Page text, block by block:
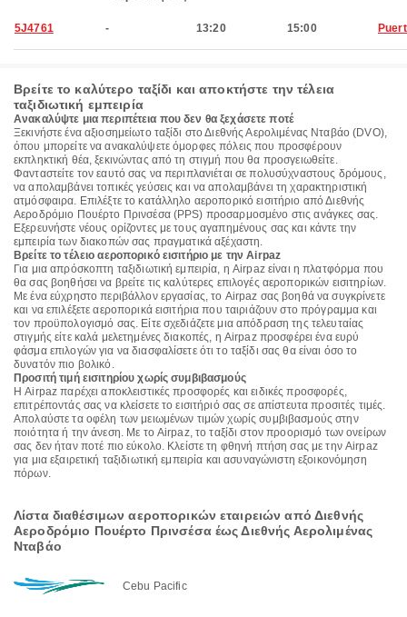
5J4761 - 13:20 15:00
Βρείτε το καλύτερο ταξίδι και αποκτήστε την τέλεια
ταξιδιωτική εμπειρία
Ανακαλύψτε μια περιπέτεια που δεν θα ξεχάσετε ποτέ
Ξεκινήστε ένα αξιοσημείωτο ταξίδι στο Διεθνής Αερολιμένας Νταβάο (DVO),
όπου μπορείτε να ανακαλύψετε όμορφες πόλεις που προσφέρουν
εκπληκτική θέα, ξεκινώντας από τη στιγμή που θα προσγειωθείτε.
Φανταστείτε τον εαυτό σας να περιπλανιέται σε πολυσύχναστους δρόμους,
να απολαμβάνει τοπικές γεύσεις και να απολαμβάνει τη χαρακτηριστική
ατμόσφαιρα. Επιλέξτε το κατάλληλο αεροπορικό εισιτήριο από Διεθνής
Αεροδρόμιο Πουέρτο Πρινσέσα (PPS) προσαρμοσμένο στις ανάγκες σας.
Εξερευνήστε νέους ορίζοντες με τους αγαπημένους σας και κάντε την
εμπειρία των διακοπών σας πραγματικά αξέχαστη.
Βρείτε το τέλειο αεροπορικό εισιτήριο με την Airpaz
Για μια απρόσκοπτη ταξιδιωτική εμπειρία, η Airpaz είναι η πλατφόρμα που
θα σας βοηθήσει να βρείτε τις καλύτερες επιλογές αεροπορικών εισιτηρίων.
Με ένα εύχρηστο περιβάλλον εργασίας, το Airpaz σας βοηθά να συγκρίνετε
και να επιλέξετε αεροπορικά εισιτήρια που ταιριάζουν στο πρόγραμμα και
τον προϋπολογισμό σας. Είτε σχεδιάζετε μια απόδραση της τελευταίας
στιγμής είτε καλά μελετημένες διακοπές, η Airpaz προσφέρει ένα ευρύ
φάσμα επιλογών για να διασφαλίσετε ότι το ταξίδι σας θα είναι όσο το
δυνατόν πιο βολικό.
Προσιτή τιμή εισιτηρίου χωρίς συμβιβασμούς
Η Airpaz παρέχει αποκλειστικές προσφορές και ειδικές προσφορές,
επιτρέποντάς σας να κλείσετε το εισιτήριό σας σε απίστευτα προσιτές τιμές.
Απολαύστε τα οφέλη των μειωμένων τιμών χωρίς συμβιβασμούς στην
ποιότητα ή την άνεση. Με το Airpaz, το ταξίδι στον προορισμό των ονείρων
σας δεν ήταν ποτέ πιο εύκολο. Κλείστε τη φθηνή πτήση σας με την Airpaz
για μια εξαιρετική ταξιδιωτική εμπειρία και ασυναγώνιστη εξοικονόμηση
πόρων.
Λίστα διαθέσιμων αεροπορικών εταιρειών από Διεθνής
Αεροδρόμιο Πουέρτο Πρινσέσα έως Διεθνής Αερολιμένας
Νταβάο
Cebu Pacific